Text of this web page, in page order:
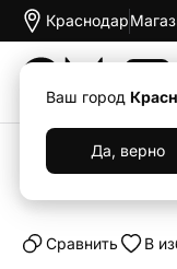
Краснодар
Ваш город
Да, верно
Каталог
Защитная
Cравнить В